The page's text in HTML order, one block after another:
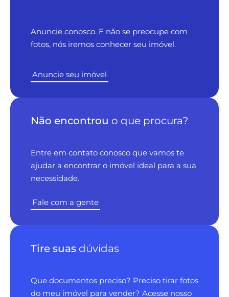
Anuncie conosco. E não se preocupe com
fotos, nós iremos conhecer seu imóvel.
Anuncie seu imóvel
Não encontrou o que procura?
Entre em contato conosco que vamos te
ajudar a encontrar o imóvel ideal para a sua
necessidade.
Fale com a gente
Tire suas dúvidas
Que documentos preciso? Preciso tirar fotos
do meu imóvel para vender? Acesse nosso